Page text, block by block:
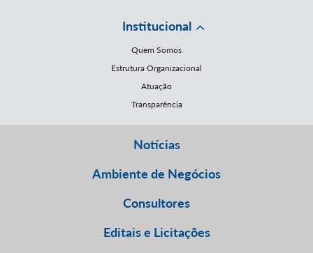
Institucional
Quem Somos
Estrutura Organizacional
Atuação
Transparência
Notícias
Ambiente de Negócios
Consultores
Editais e Licitações